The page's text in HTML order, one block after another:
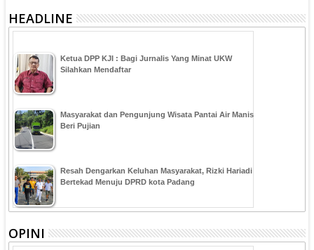
HEADLINE
Ketua DPP KJI : Bagi Jurnalis Yang Minat UKW
Silahkan Mendaftar
Masyarakat dan Pengunjung Wisata Pantai Air Manis
Beri Pujian
Resah Dengarkan Keluhan Masyarakat, Rizki Hariadi
Bertekad Menuju DPRD kota Padang
OPINI